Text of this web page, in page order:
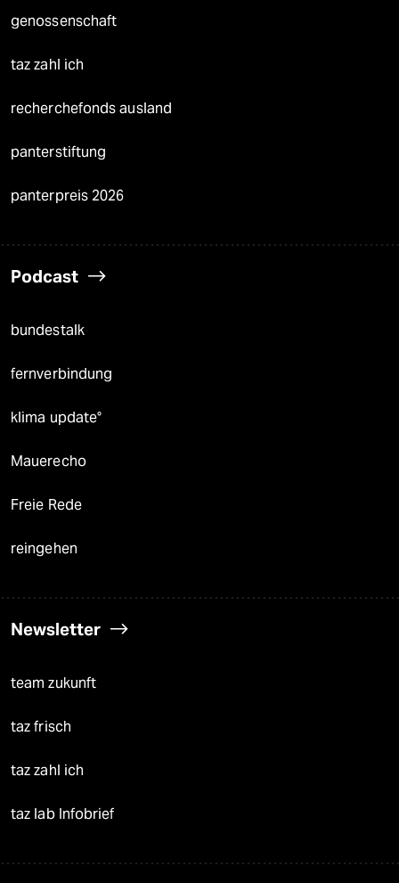
genossenschaft
taz zahl ich
recherchefonds ausland
panterstiftung
panterpreis 2026
Podcast
bundestalk
fernverbindung
klima update°
Mauerecho
Freie Rede
reingehen
Newsletter
team zukunft
taz frisch
taz zahl ich
taz lab Infobrief